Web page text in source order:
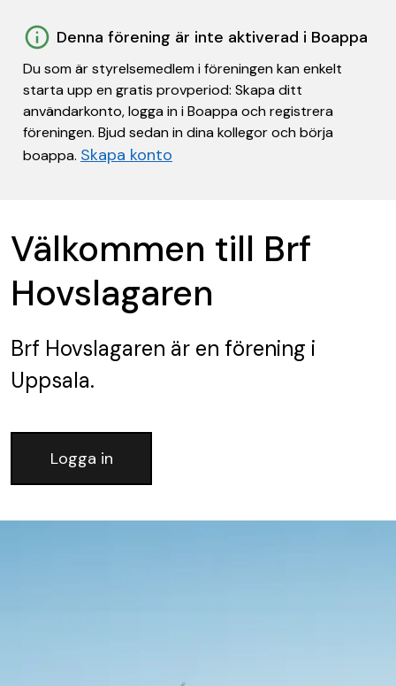
Denna förening är inte aktiverad i Boappa
Du som är styrelsemedlem i föreningen kan enkelt
starta upp en gratis provperiod: Skapa ditt
användarkonto, logga in i Boappa och registrera
föreningen. Bjud sedan in dina kollegor och börja
boappa. Skapa konto
Välkommen till Brf
Hovslagaren
Brf Hovslagaren är en förening i
Uppsala.
Logga in